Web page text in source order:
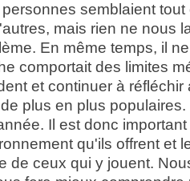
semblaient
mais rien ne nous
En même temps, il
comportait des limites
et continuer à
plus en plus
Il est donc
qu'ils offrent et
de ceux qui y jouent.